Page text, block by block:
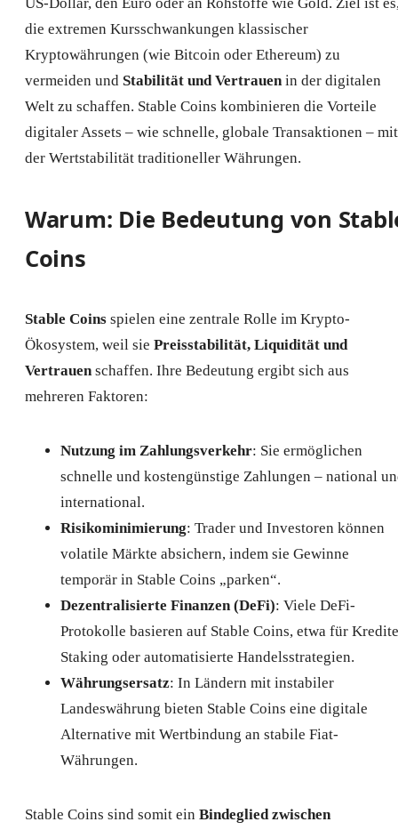
US-Dollar, den Euro oder an Rohstoffe wie Gold. Ziel ist
die extremen Kursschwankungen klassischer
Kryptowährungen (wie Bitcoin oder Ethereum) zu
vermeiden und Stabilität und Vertrauenin der digitalen
Welt zu schaffen. Stable Coins kombinieren die Vorteile
digitaler Assets – wie schnelle, globale Transaktionen – mit
der Wertstabilität traditioneller Währungen.
Warum: Die Bedeutung von
Coins
Stable Coins spielen eine zentrale Rolle im Krypto-
Ökosystem, weil sie Preisstabilität, Liquidität und
Vertrauenschaffen. Ihre Bedeutung ergibt sich aus
mehreren Faktoren:
Nutzung im Zahlungsverkehr: Sie ermöglichen
schnelle und kostengünstige Zahlungen – national
international.
Risikominimierung: Trader und Investoren können
volatile Märkte absichern, indem sie Gewinne
temporär in Stable Coins „parken“.
Dezentralisierte Finanzen (DeFi): Viele DeFi-
Protokolle basieren auf Stable Coins, etwa für
Staking oder automatisierte Handelsstrategien.
Währungsersatz: In Ländern mit instabiler
Landeswährung bieten Stable Coins eine digitale
Alternative mit Wertbindung an stabile Fiat-
Währungen.
Stable Coins sind somit ein Bindeglied zwischen